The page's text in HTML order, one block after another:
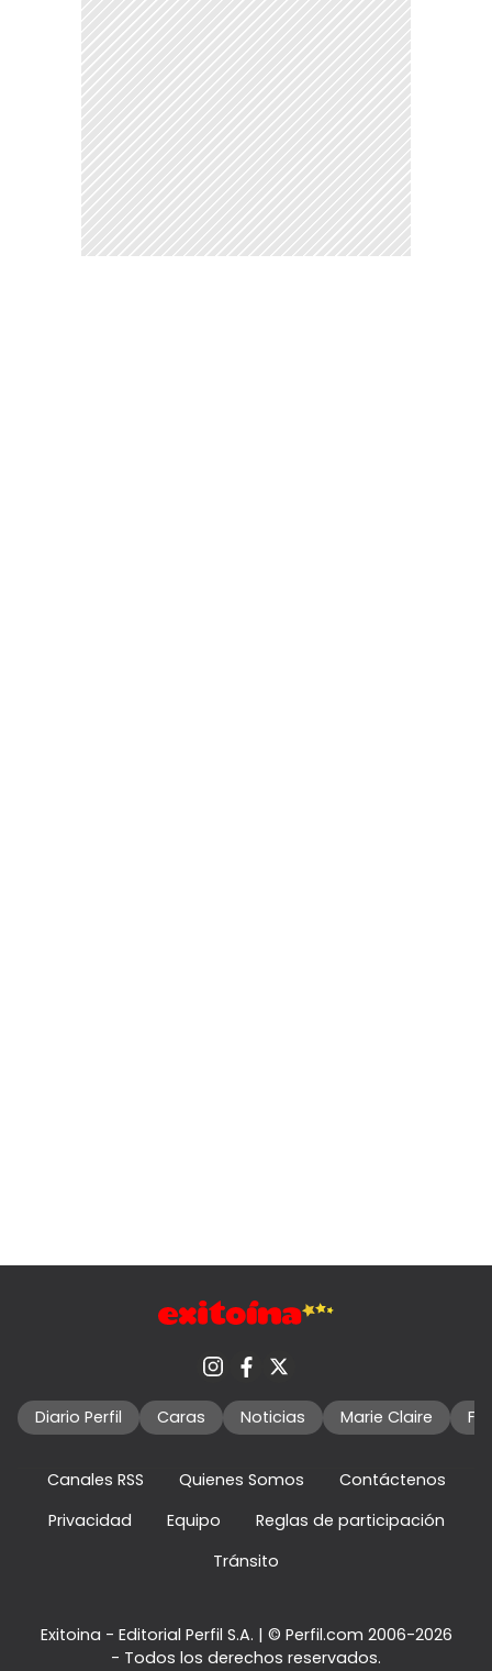
Diario Perfil Caras Noticias Marie Claire
Canales RSS Quienes Somos
Contáctenos
Privacidad
Equipo
Reglas de participación
Tránsito
Exitoina - Editorial Perfil S.A. | © Perfil.com 2006-2026
- Todos los derechos reservados.